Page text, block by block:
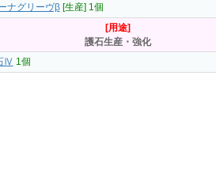
ナグリーヴβ [生産] 1個
[用途]
護石生産・強化
Ⅳ 1個